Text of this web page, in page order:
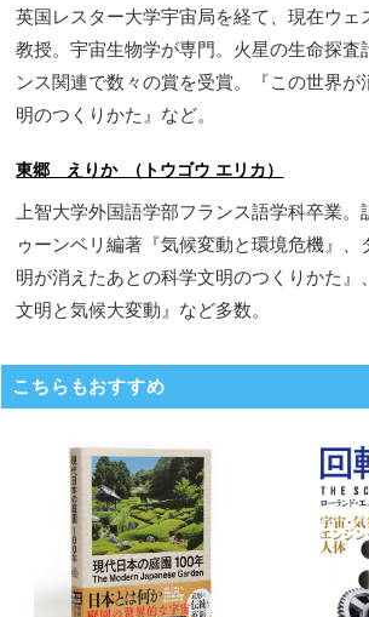
英国レスター大学宇宙局を経て、現在ウェ
教授。宇宙生物学が専門。火星の生命探査
ンス関連で数々の賞を受賞。『この世界が
明のつくりかた』など。
東郷 えりか （トウゴウ エリカ）
上智大学外国語学部フランス語学科卒業。
ゥーンベリ編著『気候変動と環境危機』、
明が消えたあとの科学文明のつくりかた』
文明と気候大変動』など多数。
こちらもおすすめ